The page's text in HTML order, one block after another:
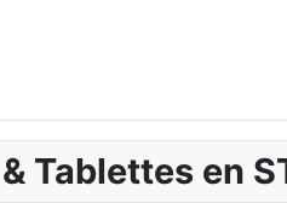
Tablettes en